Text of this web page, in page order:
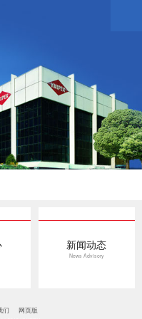
新闻动态
News Advisory
们 网页版